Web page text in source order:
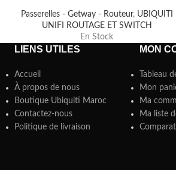
Passerelles - Getway - Routeur, UBIQUITI
UNIFI ROUTAGE ET SWITCH
En Stock
LIENS UTILES
Accueil
À propos de nous
Boutique Ubiquiti Maroc
Contactez-nous
Politique de livraison
MON
Tableau
Mon
Ma
Ma liste